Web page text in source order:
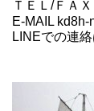
ＴＥＬ/ＦＡ
E-MAIL
LINEでの連